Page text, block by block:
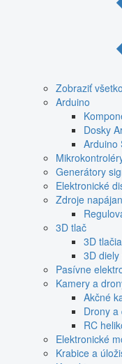
Zobraziť
Arduino
Dosky
Arduino
Generátory
Elektronické
Zdroje
3D tlač
3D
3D
Pasívne
Kamery a
Akčné
Drony
RC
Elektronické
Krabice a